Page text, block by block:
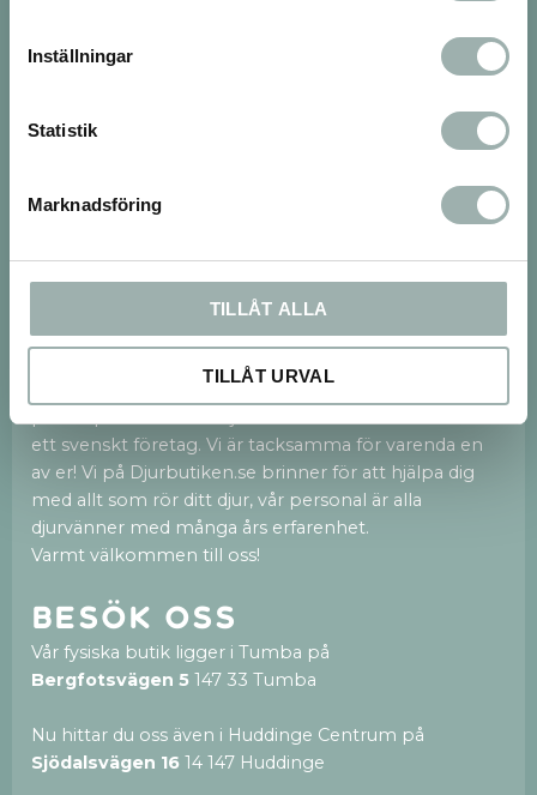
Inställningar
Statistik
Marknadsföring
TILLÅT ALLA
TILLÅT URVAL
integritetspolicy.
Om oss
Vi finns både på webben och med en 250kvm
stor fysisk butik i Tumba och nu även en ny butik i
ett svenskt företag. Vi är tacksamma för varenda en
av er! Vi på Djurbutiken.se brinner för att hjälpa dig
med allt som rör ditt djur, vår personal är alla
djurvänner med många års erfarenhet.
Varmt välkommen till oss!
Besök oss
Vår fysiska butik ligger i Tumba på
Bergfotsvägen 5 147 33 Tumba
Nu hittar du oss även i Huddinge Centrum på
Sjödalsvägen 16 14 147 Huddinge